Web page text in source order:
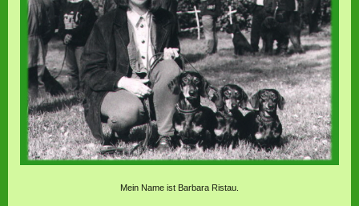
Mein Name ist Barbara Ristau.